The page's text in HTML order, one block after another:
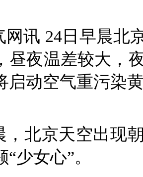
网讯 24日早晨北
昼夜温差较大，
启动空气重污染
，北京天空出现
少女心”。